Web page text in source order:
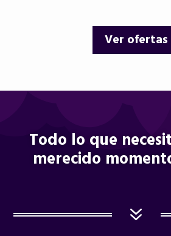
es:
9,95 €.
Ver ofertas
Todo lo que
merecido
7